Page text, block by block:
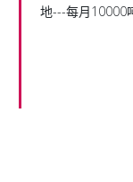
地---每月10000